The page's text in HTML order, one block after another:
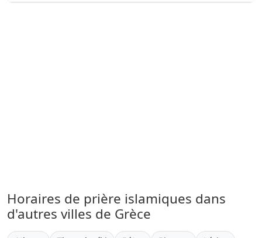
Horaires de prière islamiques dans
d'autres villes de Grèce